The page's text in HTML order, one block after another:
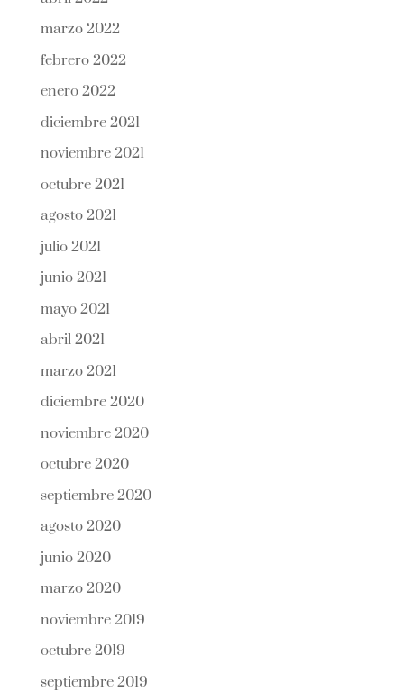
marzo 2022
febrero 2022
enero 2022
diciembre 2021
noviembre 2021
octubre 2021
agosto 2021
julio 2021
junio 2021
mayo 2021
abril 2021
marzo 2021
diciembre 2020
noviembre 2020
octubre 2020
septiembre 2020
agosto 2020
junio 2020
marzo 2020
noviembre 2019
octubre 2019
septiembre 2019